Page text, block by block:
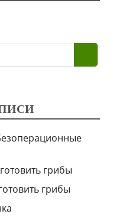
грибы
грибы